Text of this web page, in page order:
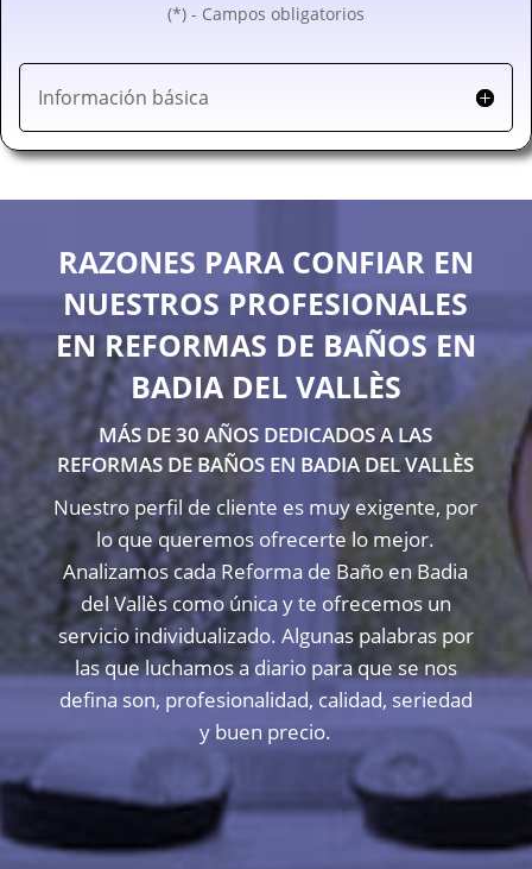
(*) - Campos obligatorios
Información básica
RAZONES PARA CONFIAR EN
NUESTROS PROFESIONALES
EN REFORMAS DE BAÑOS EN
BADIA DEL VALLÈS
MÁS DE 30 AÑOS DEDICADOS A LAS
REFORMAS DE BAÑOS EN BADIA DEL VALLÈS
Nuestro perfil de cliente es muy exigente, por
lo que queremos ofrecerte lo mejor.
Analizamos cada Reforma de Baño en Badia
del Vallès como única y te ofrecemos un
servicio individualizado. Algunas palabras por
las que luchamos a diario para que se nos
defina son, profesionalidad, calidad, seriedad
y buen precio.